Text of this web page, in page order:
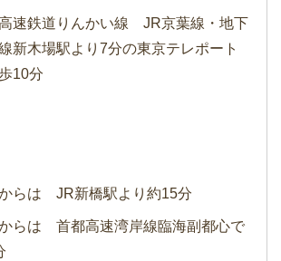
速鉄道りんかい線 JR京葉線・地下
新木場駅より7分の東京テレポート
10分
らは JR新橋駅より約15分
らは 首都高速湾岸線臨海副都心で